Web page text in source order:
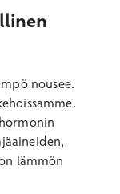
nousee.
lämmön